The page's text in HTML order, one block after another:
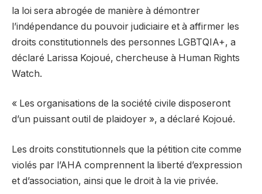
la loi sera abrogée de manière à démontrer
l’indépendance du pouvoir judiciaire et à affirmer les
droits constitutionnels des personnes LGBTQIA+, a
déclaré Larissa Kojoué, chercheuse à Human Rights
Watch.
« Les organisations de la société civile disposeront
d’un puissant outil de plaidoyer », a déclaré Kojoué.
Les droits constitutionnels que la pétition cite comme
violés par l’AHA comprennent la liberté d’expression
et d’association, ainsi que le droit à la vie privée.